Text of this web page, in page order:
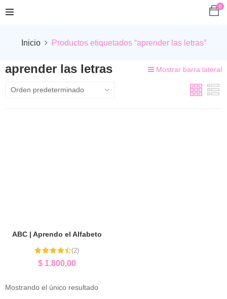
0
Inicio Productos etiquetados “aprender las letras”
aprender las letras Mostrar barra lateral
ABC | Aprendo el Alfabeto
Valorado
con4.50
(2)
$1.800,00
Mostrando el único resultado